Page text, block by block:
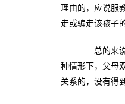
理由的，应说服
走或骗走该孩子
总的来说
种情形下，父母
关系的，没有得